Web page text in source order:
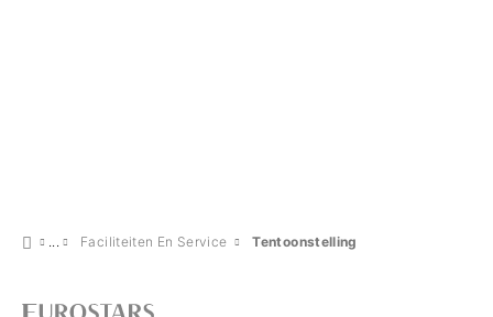
Faciliteiten En Service Tentoonstelling